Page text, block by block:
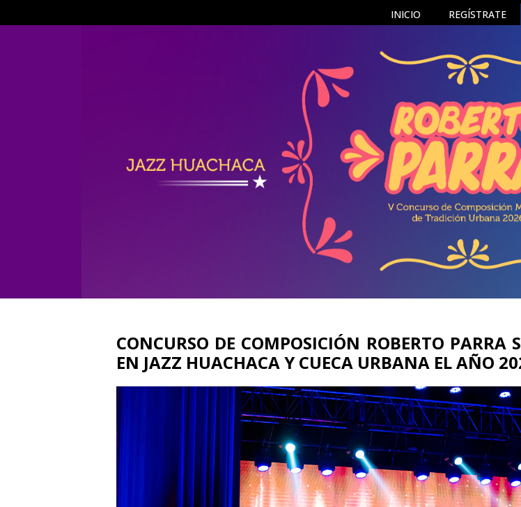
INICIO REGÍSTRATE
CONCURSO DE COMPOSICIÓN ROBERTO
EN JAZZ HUACHACA Y CUECA URBANA EL AÑO